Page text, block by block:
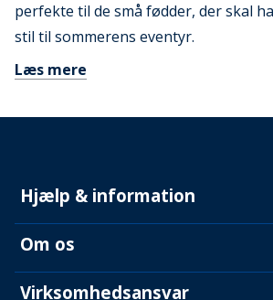
perfekte til de små fødder, der skal
stil til sommerens eventyr.
Læs mere
Hjælp & information
Om os
Virksomhedsansvar